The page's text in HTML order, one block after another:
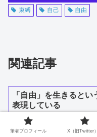
束縛
自己 自由
関連記事
「自由」を生きると
表現している
【即興舞踊】凍結の地
筆者プロフィール X（旧Twitter